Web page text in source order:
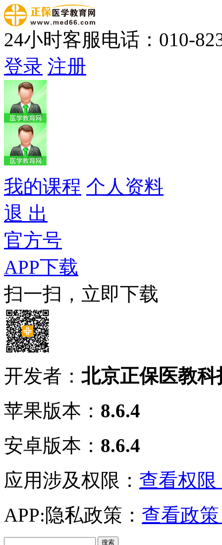
24小时客服电话：010-
登录 注册
我的课程 个人资料
退 出
官方号
APP下载
扫一扫，立即下载
开发者： 北京正保医教
苹果版本： 8.6.4
安卓版本： 8.6.4
应用涉及权限： 查看权限
APP:隐私政策： 查看政